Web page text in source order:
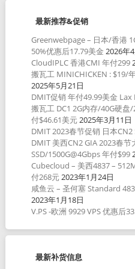
最新推荐&促销
Greenwebpage – 日本/香港
50%优惠后17.79美金 2026年
CloudIPLC 香港CMI 年付299
搬瓦工 MINICHICKEN : $19/
2025年5月21日
DMIT促销 年付49.99美金 Lax
搬瓦工 DC1 2G内存/40G硬盘
付$46.61美元2025年3月11日
DMIT 2023春节促销 日本
DMIT 美西CN2 GIA 2023春节
SSD/1500G@4Gbps 年付$99
Cubecloud – 美西4837 –
付268元2023年1月24日
咸鱼云 – 圣何塞 Standard
2023年1月18日
V.PS -欧洲 9929 VPS 优惠后
最新补货信息